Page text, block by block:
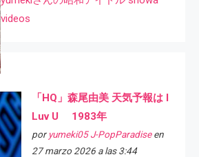
videos
「HQ」森尾由美 天気予報は I
Luv U 1983年
por yumeki05 J-PopParadiseen
27 marzo 2026 a las 3:44